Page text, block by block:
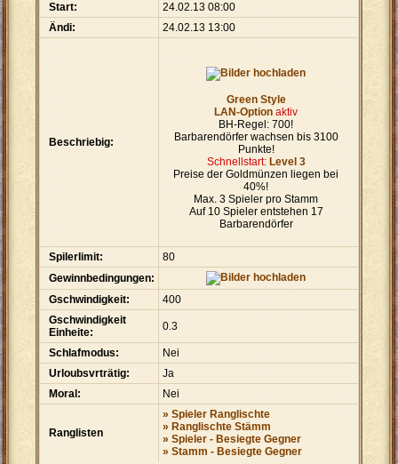
Start:
24.02.13 08:00
Ändi:
24.02.13 13:00
Beschriebig:
Green Style
LAN-Option aktiv
BH-Regel: 700!
Barbarendörfer wachsen bis 3100
Punkte!
Schnellstart: Level 3
Preise der Goldmünzen liegen bei
40%!
Max. 3 Spieler pro Stamm
Auf 10 Spieler entstehen 17
Barbarendörfer
Spilerlimit:
80
Gewinnbedingungen:
Gschwindigkeit:
400
Gschwindigkeit
Einheite:
0.3
Schlafmodus:
Nei
Urloubsvrträtig:
Ja
Moral:
Nei
Ranglisten
» Spieler Ranglischte
» Ranglischte Stämm
» Spieler - Besiegte Gegner
» Stamm - Besiegte Gegner